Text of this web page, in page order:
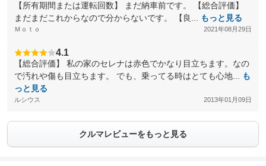
【所有期間または運転回数】 まだ納車前です。 【総合評価】
まだまだこれからなので分からないです。 【良...
もっと見る
Ｍｏｔｏ 2021年08月29日
4.1
【総合評価】 私の家のセレナは赤色でかなり目立ちます。なの
で汚れや傷も目立ちます。 でも、乗ってる時はとても心地...
も
っと見る
ルシウス 2013年01月09日
クルマレビューをもっと見る